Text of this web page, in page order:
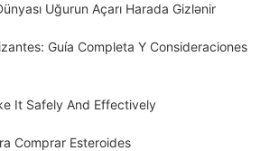
Uğurun Açarı Harada Gizlənir
Guía Completa Y Consideraciones
It Safely And Effectively
Comprar Esteroides